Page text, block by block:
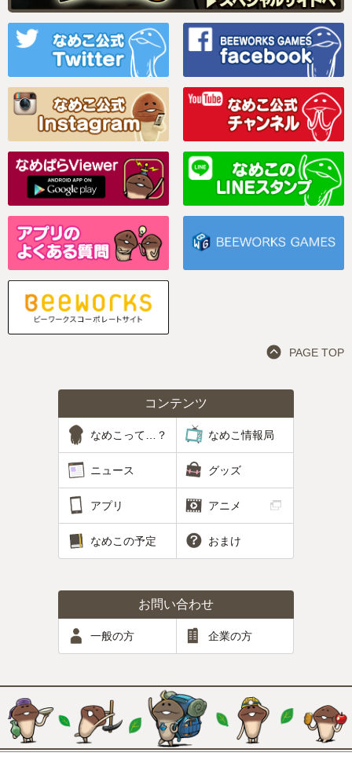
PAGE TOP
コンテンツ
なめこって…？ なめこ情報局
ニュース グッズ
アプリ アニメ
なめこの予定 おまけ
お問い合わせ
一般の方 企業の方